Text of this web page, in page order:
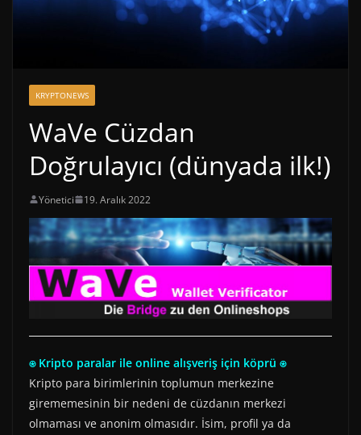
KRYPTONEWS
WaVe Cüzdan
Doğrulayıcı (dünyada ilk!)
Yönetici 19. Aralık 2022
⍟ Kripto paralar ile online alışveriş için köprü ⍟
Kripto para birimlerinin toplumun merkezine
girememesinin bir nedeni de cüzdanın merkezi
olmaması ve anonim olmasıdır. İsim, profil ya da